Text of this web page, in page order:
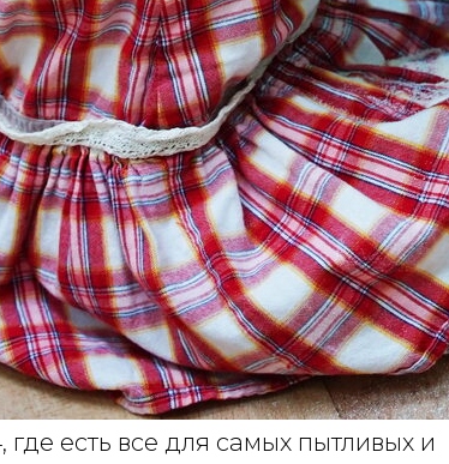
есть все для самых пытливых и